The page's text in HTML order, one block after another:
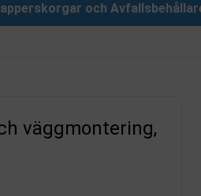
och
väggmontering,